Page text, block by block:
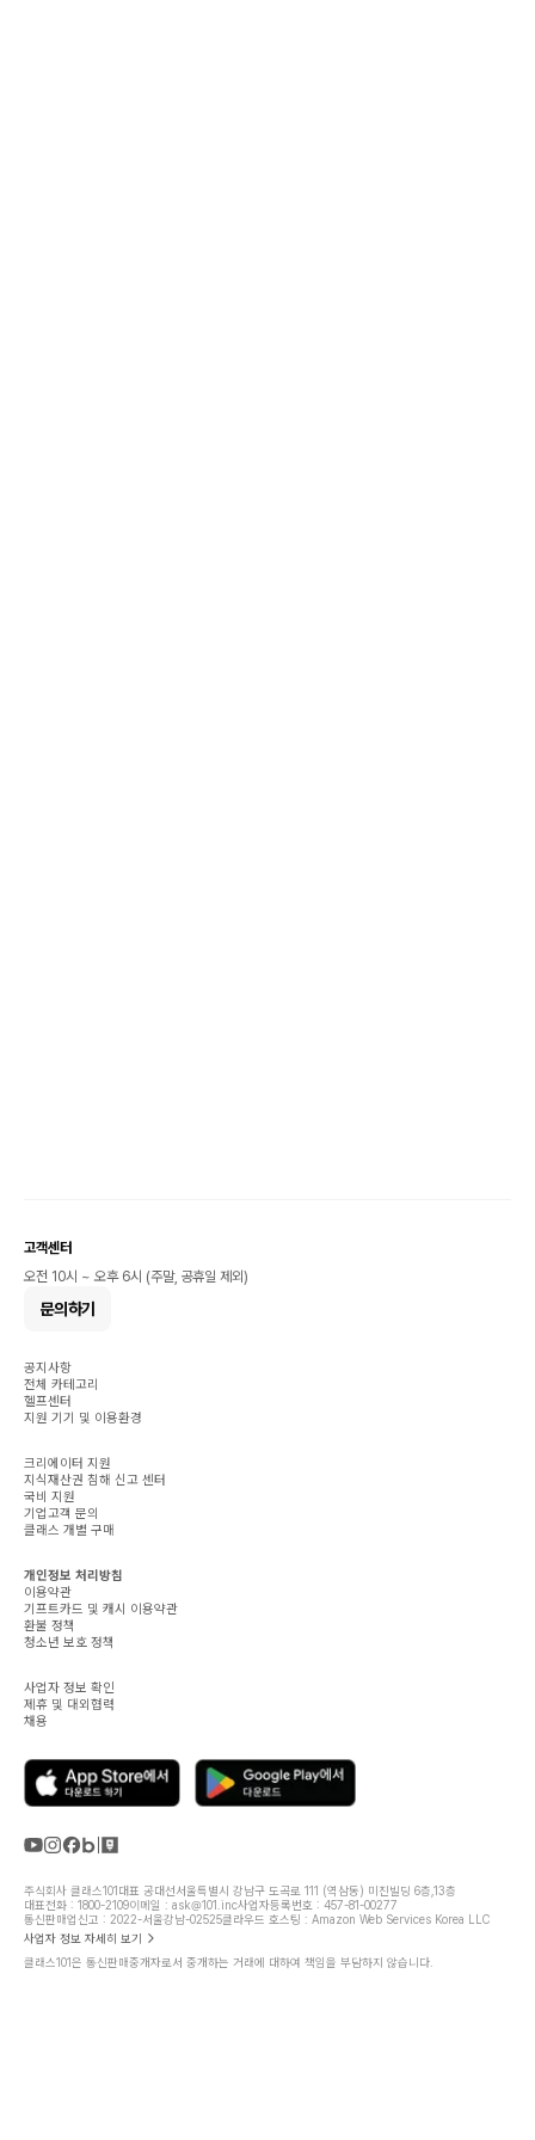
고객센터
오전 10시 ~ 오후 6시 (주말, 공휴일 제외)
문의하기
공지사항
전체 카테고리
헬프센터
지원 기기 및 이용환경
크리에이터 지원
지식재산권 침해 신고 센터
국비 지원
기업고객 문의
클래스 개별 구매
개인정보 처리방침
이용약관
기프트카드 및 캐시 이용약관
환불 정책
청소년 보호 정책
사업자 정보 확인
제휴 및 대외협력
채용
주식회사 클래스101 대표 공대선서울특별시 강남구 도곡로 111 (역삼동) 미진빌딩 6층,13층
대표전화 : 1800-2109이메일 : ask@101.inc사업자등록번호 : 457-81-00277
통신판매업신고 : 2022-서울강남-02525클라우드 호스팅 : Amazon Web Services Korea LLC
사업자 정보 자세히 보기
클래스101은 통신판매중개자로서 중개하는 거래에 대하여 책임을 부담하지 않습니다.